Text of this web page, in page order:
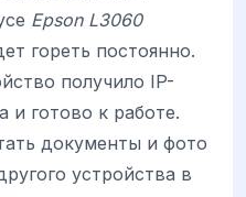
Epson L3060
гореть постоянно.
получило IP-
и готово к работе.
документы и фото
устройства в